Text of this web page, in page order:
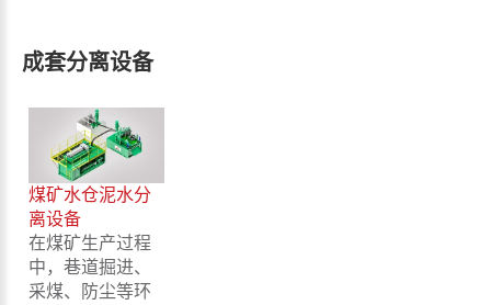
成套分离设备
煤矿水仓泥水分
离设备
在煤矿生产过程
中，巷道掘进、
采煤、防尘等环